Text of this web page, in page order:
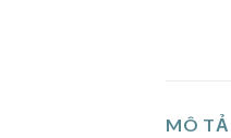
MÔ TẢ